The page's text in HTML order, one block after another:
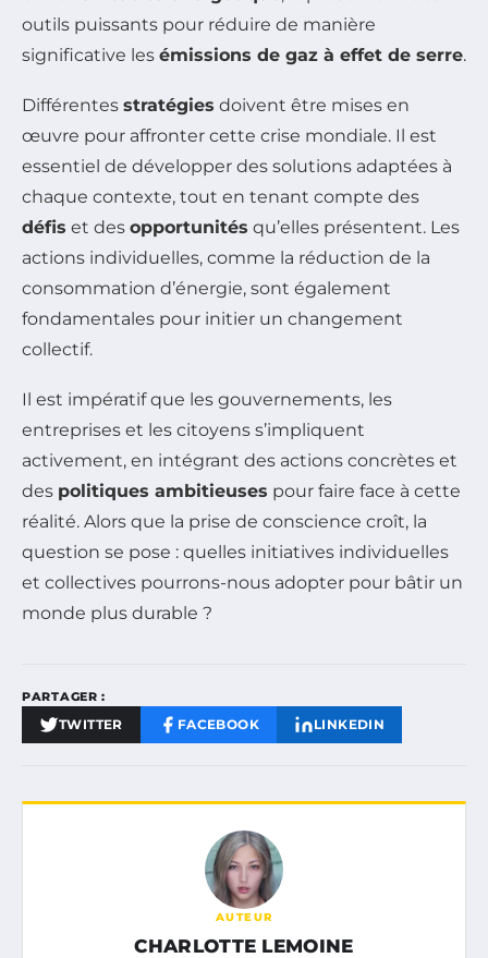
outils puissants pour réduire de manière
significative les émissions de gaz à effet de serre.
Différentes stratégies doivent être mises en
œuvre pour affronter cette crise mondiale. Il est
essentiel de développer des solutions adaptées à
chaque contexte, tout en tenant compte des
défis et des opportunités qu’elles présentent. Les
actions individuelles, comme la réduction de la
consommation d’énergie, sont également
fondamentales pour initier un changement
collectif.
Il est impératif que les gouvernements, les
entreprises et les citoyens s’impliquent
activement, en intégrant des actions concrètes et
des politiques ambitieuses pour faire face à cette
réalité. Alors que la prise de conscience croît, la
question se pose : quelles initiatives individuelles
et collectives pourrons-nous adopter pour bâtir un
monde plus durable ?
PARTAGER :
TWITTER FACEBOOK LINKEDIN
AUTEUR
CHARLOTTE LEMOINE